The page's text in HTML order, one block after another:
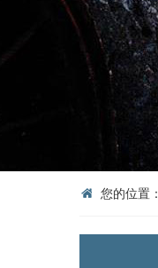
您的位置：